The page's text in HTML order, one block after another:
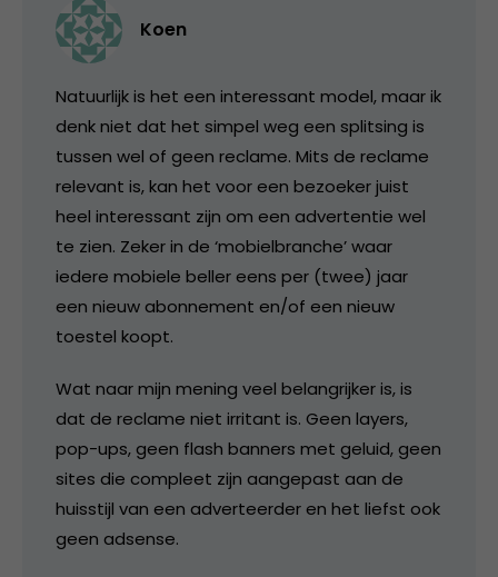
Koen
Natuurlijk is het een interessant model, maar ik
denk niet dat het simpel weg een splitsing is
tussen wel of geen reclame. Mits de reclame
relevant is, kan het voor een bezoeker juist
heel interessant zijn om een advertentie wel
te zien. Zeker in de ‘mobielbranche’ waar
iedere mobiele beller eens per (twee) jaar
een nieuw abonnement en/of een nieuw
toestel koopt.
Wat naar mijn mening veel belangrijker is, is
dat de reclame niet irritant is. Geen layers,
pop-ups, geen flash banners met geluid, geen
sites die compleet zijn aangepast aan de
huisstijl van een adverteerder en het liefst ook
geen adsense.